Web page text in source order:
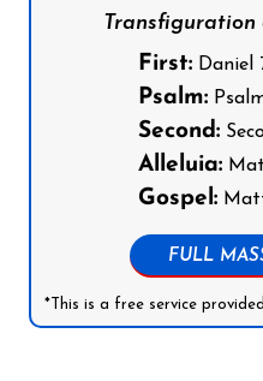
First:Daniel
Psalm:
Second:
Alleluia:
Gospel:
FULL
*This is a free service